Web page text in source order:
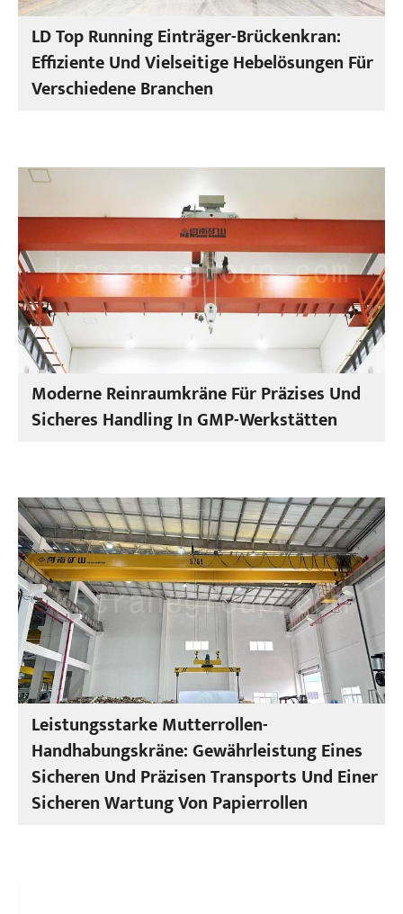
LD Top Running Einträger-Brückenkran:
Effiziente Und Vielseitige Hebelösungen Für
Verschiedene Branchen
Moderne Reinraumkräne Für Präzises Und
Sicheres Handling In GMP-Werkstätten
Leistungsstarke Mutterrollen-
Handhabungskräne: Gewährleistung Eines
Sicheren Und Präzisen Transports Und Einer
Sicheren Wartung Von Papierrollen